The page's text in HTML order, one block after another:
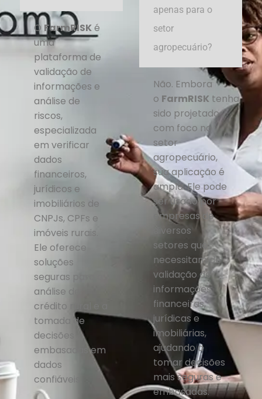
O FarmRISKé
uma
plataforma de
validação de
informações e
análise de
riscos,
especializada
em verificar
dados
financeiros,
jurídicos e
imobiliários de
CNPJs, CPFs e
imóveis rurais.
Ele oferece
soluções
seguras para a
análise de
crédito rural e a
tomada de
decisões
embasadas em
dados
confiáveis.
apenas para o
setor
agropecuário?
Não. Embora
o FarmRISK tenha
sido projetado
com foco no
setor
agropecuário,
sua aplicação é
ampla. Ele pode
ser usado por
empresas de
diversos
setores que
necessitam de
validação de
informações
financeiras,
jurídicas e
imobiliárias,
ajudando a
tomar decisões
mais seguras e
embasadas.